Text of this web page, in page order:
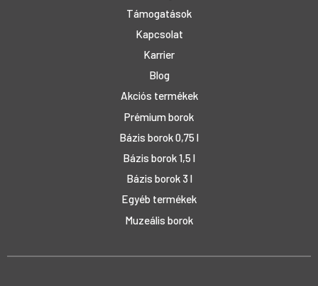
Támogatások
Kapcsolat
Karrier
Blog
Akciós termékek
Prémium borok
Bázis borok 0,75 l
Bázis borok 1,5 l
Bázis borok 3 l
Egyéb termékek
Muzeális borok